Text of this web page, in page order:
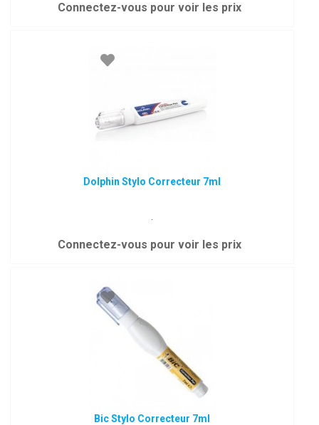
Connectez-vous pour voir les prix
Dolphin Stylo Correcteur 7ml
.
Connectez-vous pour voir les prix
Bic Stylo Correcteur 7ml